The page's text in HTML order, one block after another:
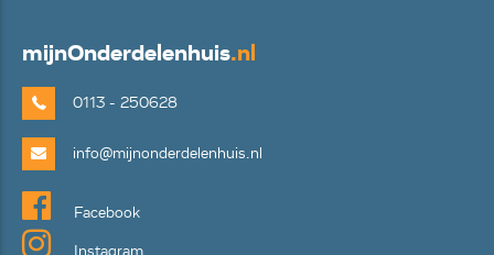
mijnOnderdelenhuis.nl
0113 - 250628
info@mijnonderdelenhuis.nl
Facebook